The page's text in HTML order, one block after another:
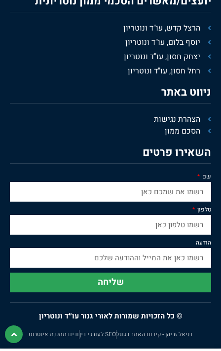
הרצל קדש, עו"ד ונוטריון
יוסף בלום, עו"ד ונוטריון
יצחק חסון, עו"ד ונוטריון
רחל חסון, עו"ד ונוטריון
ניווט באתר
הצהרת נגישות
הסכם ממון
השאירו פרטים
שם
טלפון
הודעה
שליחה
© כל הזכויות שמורות לאורי גנור עו״ד ונוטריון
דניאל זריהן - קידום האתר בגוגלSEO לעורכי דין ודים מתכנת אינטרנט